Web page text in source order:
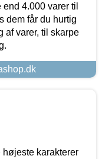
4.000 varer til
dem får du hurtig
af varer, til skarpe
karakterer